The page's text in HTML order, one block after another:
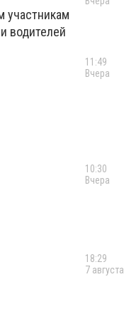
участникам
водителей
11:49
Вчера
10:30
Вчера
18:29
7 августа